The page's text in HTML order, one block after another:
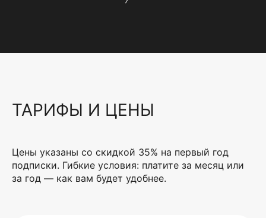
ТАРИФЫ И ЦЕНЫ
Цены указаны со скидкой 35% на первый год
подписки. Гибкие условия: платите за месяц или
за год — как вам будет удобнее.